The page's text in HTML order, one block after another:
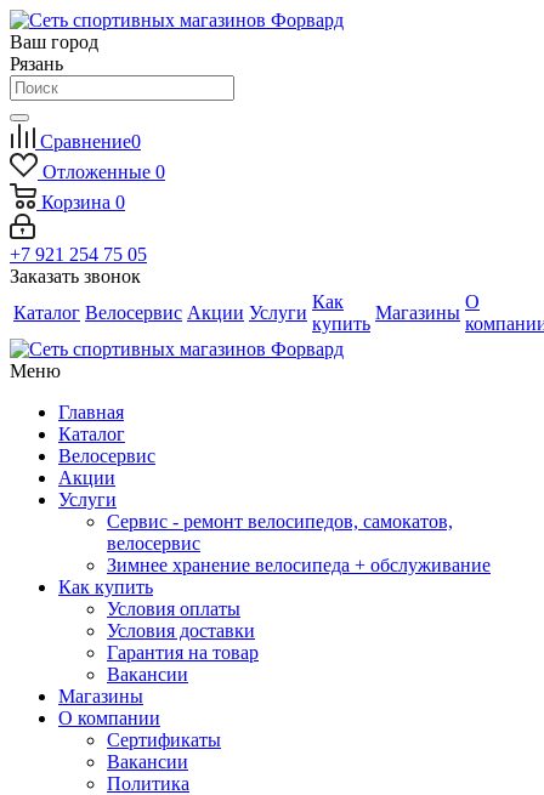
Ваш город
Рязань
Сравнение0
Отложенные 0
Корзина 0
+7 921 254 75 05
Заказать звонок
Каталог Велосервис Акции Услуги
Как
купить
Магазины
О
Меню
Главная
Каталог
Велосервис
Акции
Услуги
Сервис - ремонт велосипедов, самокатов,
велосервис
Зимнее хранение велосипеда + обслуживание
Как купить
Условия оплаты
Условия доставки
Гарантия на товар
Вакансии
Магазины
О компании
Сертификаты
Вакансии
Политика